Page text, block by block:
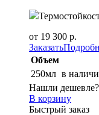
от 19 300 р.
Заказать
Объем
250мл в
Нашли
В корзину
Быстрый заказ